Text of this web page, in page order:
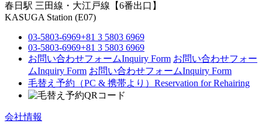
春日駅 三田線・大江戸線【6番出口】
KASUGA Station (E07)
03-5803-6969+81 3 5803 6969
03-5803-6969+81 3 5803 6969
お問い合わせフォームInquiry Form お問い合わせフォー
ムInquiry Form お問い合わせフォームInquiry Form
毛替え予約（PC & 携帯より） Reservation for Rehairing
会社情報